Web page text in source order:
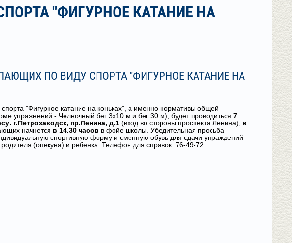
"ФИГУРНОЕ КАТАНИЕ НА
ПО ВИДУ СПОРТА "ФИГУРНОЕ КАТАНИЕ НА
"Фигурное катание на коньках", а именно нормативы общей
упражнений - Челночный бег 3х10 м и бег 30 м), будет проводиться 7
г.Петрозаводск, пр.Ленина, д.1 (вход во стороны проспекта Ленина), в
начнется в 14.30 часов в фойе школы. Убедительная просьба
спортивную форму и сменную обувь для сдачи упраждений
(опекуна) и ребенка. Телефон для справок: 76-49-72.